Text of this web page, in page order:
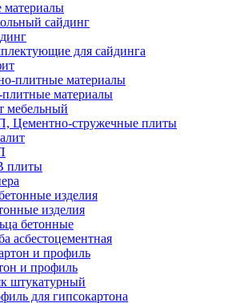
материалы
сайдинг
для сайдинга
плитные материалы
мебельный
Цементно-стружечные плиты
плиты
изделия
бетонные
асбестоцементная
и профиль
штукатурный
для гипсокартона